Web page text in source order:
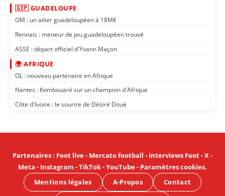
🇬🇵 GUADELOUPE
OM : un ailier guadeloupéen à 18M€
Rennais : meneur de jeu guadeloupéen trouvé
ASSE : départ officiel d'Yvann Maçon
🌍 AFRIQUE
OL : nouveau partenaire en Afrique
Nantes : Kombouaré sur un champion d'Afrique
Côte d'Ivoire : le sourire de Désiré Doué
Partenaires: Foot live- Mercato football - Interviews Foot-X-
Meta - Instagram -TikTok-YouTube- Paramètres cookies.
Mentions légales
A-Propos Contact